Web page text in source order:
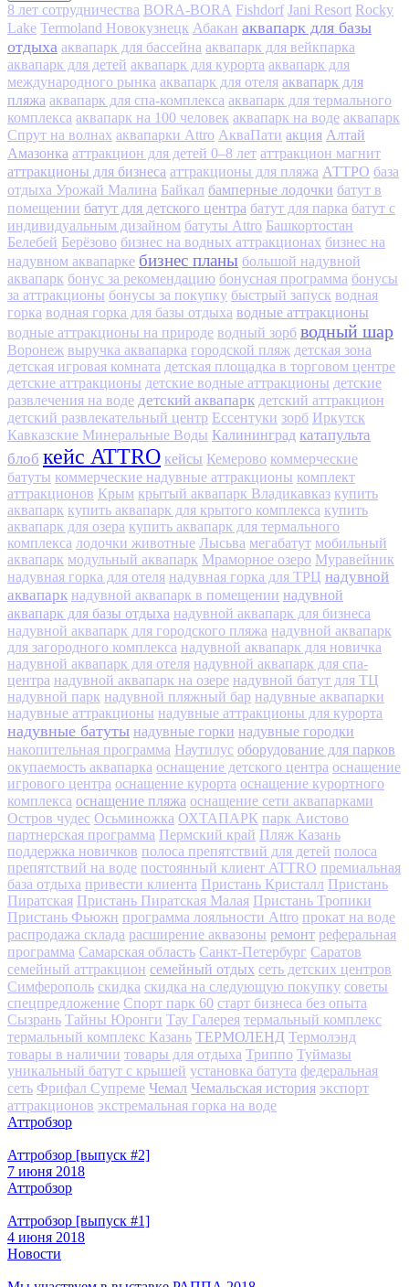
8 лет сотрудничества BORA-BORA Fishdorf Jani Resort Rocky
Lake Termoland Новокузнецк Абакан аквапарк для базы
отдыха аквапарк для бассейна аквапарк для вейкпарка
аквапарк для детей аквапарк для курорта аквапарк для
международного рынка аквапарк для отеля аквапарк для
пляжа аквапарк для спа-комплекса аквапарк для термального
комплекса аквапарк на 100 человек аквапарк на воде аквапарк
Спрут на волнах аквапарки Attro АкваПати акция Алтай
Амазонка аттракцион для детей 0–8 лет аттракцион магнит
аттракционы для бизнеса аттракционы для пляжа АТТРО база
отдыха Урожай Малина Байкал бамперные лодочки батут в
помещении батут для детского центра батут для парка батут с
индивидуальным дизайном батуты Attro Башкортостан
Белебей Берёзово бизнес на водных аттракционах бизнес на
надувном аквапарке бизнес планы большой надувной
аквапарк бонус за рекомендацию бонусная программа бонусы
за аттракционы бонусы за покупку быстрый запуск водная
горка водная горка для базы отдыха водные аттракционы
водные аттракционы на природе водный зорб водный шар
Воронеж выручка аквапарка городской пляж детская зона
детская игровая комната детская площадка в торговом центре
детские аттракционы детские водные аттракционы детские
развлечения на воде детский аквапарк детский аттракцион
детский развлекательный центр Ессентуки зорб Иркутск
Кавказские Минеральные Воды Калининград катапульта
блоб кейс ATTRO кейсы Кемерово коммерческие
батуты коммерческие надувные аттракционы комплект
аттракционов Крым крытый аквапарк Владикавказ купить
аквапарк купить аквапарк для крытого комплекса купить
аквапарк для озера купить аквапарк для термального
комплекса лодочки животные Лысьва мегабатут мобильный
аквапарк модульный аквапарк Мраморное озеро Муравейник
надувная горка для отеля надувная горка для ТРЦ надувной
аквапарк надувной аквапарк в помещении надувной
аквапарк для базы отдыха надувной аквапарк для бизнеса
надувной аквапарк для городского пляжа надувной аквапарк
для загородного комплекса надувной аквапарк для новичка
надувной аквапарк для отеля надувной аквапарк для спа-
центра надувной аквапарк на озере надувной батут для ТЦ
надувной парк надувной пляжный бар надувные аквапарки
надувные аттракционы надувные аттракционы для курорта
надувные батуты надувные горки надувные городки
накопительная программа Наутилус оборудование для парков
окупаемость аквапарка оснащение детского центра оснащение
игрового центра оснащение курорта оснащение курортного
комплекса оснащение пляжа оснащение сети аквапарками
Остров чудес Осьминожка ОХТАПАРК парк Аистово
партнерская программа Пермский край Пляж Казань
поддержка новичков полоса препятствий для детей полоса
препятствий на воде постоянный клиент ATTRO премиальная
база отдыха привести клиента Пристань Кристалл Пристань
Пиратская Пристань Пиратская Малая Пристань Тропики
Пристань Фьюжн программа лояльности Attro прокат на воде
распродажа склада расширение аквазоны ремонт реферальная
программа Самарская область Санкт-Петербург Саратов
семейный аттракцион семейный отдых сеть детских центров
Симферополь скидка скидка на следующую покупку советы
спецпредложение Спорт парк 60 старт бизнеса без опыта
Сызрань Тайны Юронги Тау Галерея термальный комплекс
термальный комплекс Казань ТЕРМОЛЕНД Термолэнд
товары в наличии товары для отдыха Триппо Туймазы
уникальный батут с крышей установка батута федеральная
сеть Фрифал Супреме Чемал Чемальская история экспорт
аттракционов экстремальная горка на воде
Аттробзор
Аттробзор [выпуск #2]
7 июня 2018
Аттробзор
Аттробзор [выпуск #1]
4 июня 2018
Новости